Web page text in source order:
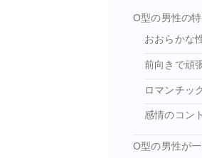
O型の男性の
おおらかな
前向きで頑
ロマンチッ
感情のコン
O型の男性が